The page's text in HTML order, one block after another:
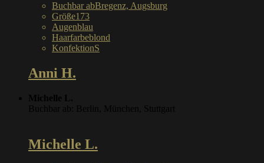
Buchbar abBregenz, Augsburg
Größe173
Augenblau
Haarfarbeblond
KonfektionS
Anni H.
Michelle L.
Buchbar ab: Berlin, München, Stuttgart
Michelle L.